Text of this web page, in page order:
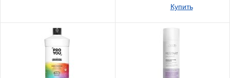
Купить